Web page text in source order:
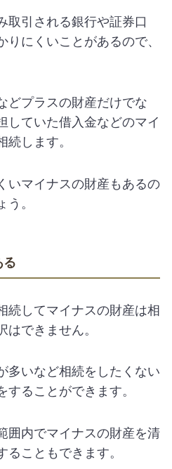
取引される銀行や証券口
にくいことがあるので、
どプラスの財産だけでな
していた借入金などのマイ
します。
いマイナスの財産もあるの
。
る
続してマイナスの財産は相
できません。
多いなど相続をしたくない
することができます。
囲内でマイナスの財産を清
こともできます。